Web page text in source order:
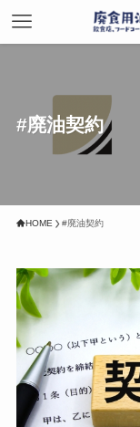
#廃油契約
HOME #廃油契約